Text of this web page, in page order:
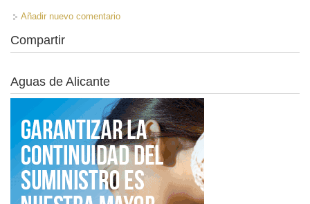
Añadir nuevo comentario
Compartir
Aguas de Alicante